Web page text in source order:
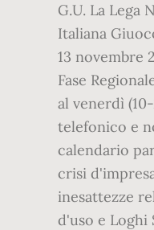
G.U. La Lega
Italiana
13 novembre
Fase
al venerdì
telefonico e
calendario
crisi
inesattezze
d'uso e Loghi